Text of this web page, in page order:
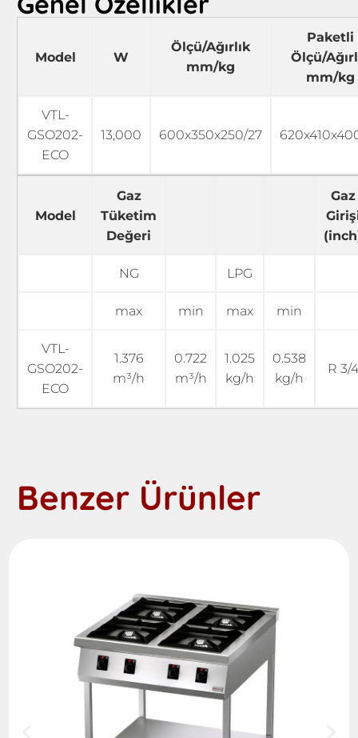
Model W
Ölçü/Ağırlık
mm/kg
Paketli
Ölçü/
mm/kg
VTL-
GSO202-
ECO
13,000 600x350x250/27
Model
Gaz
Tüketim
Değeri
Gaz
NG LPG
max min max min
VTL-
GSO202-
ECO
1.376
m³/h
0.722
m³/h
1.025
kg/h
0.538
kg/h
R 3/4
Benzer Ürünler